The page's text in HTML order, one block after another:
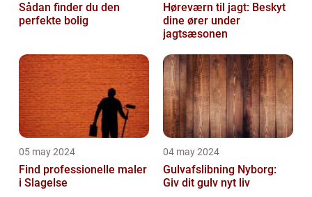
Sådan finder du den
perfekte bolig
Høreværn til jagt: Beskyt
dine ører under
jagtsæsonen
05 may 2024
Find professionelle maler
i Slagelse
04 may 2024
Gulvafslibning Nyborg:
Giv dit gulv nyt liv